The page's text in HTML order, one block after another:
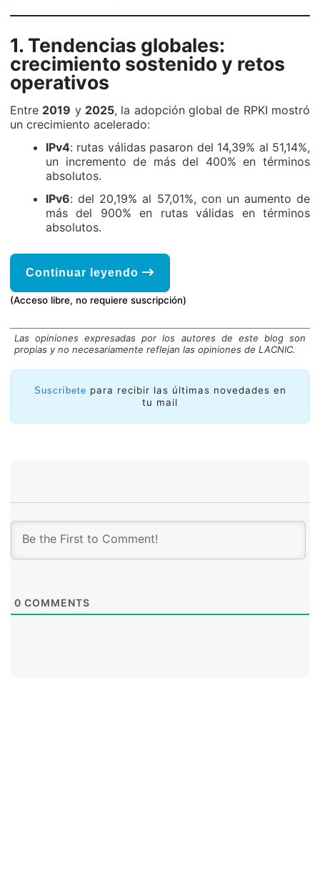
1. Tendencias globales:
crecimiento sostenido y retos
operativos
Entre 2019 y 2025, la adopción global de RPKI mostró
un crecimiento acelerado:
IPv4: rutas válidas pasaron del 14,39% al 51,14%,
un incremento de más del 400% en términos
absolutos.
IPv6: del 20,19% al 57,01%, con un aumento de
más del 900% en rutas válidas en términos
absolutos.
Continuar leyendo
(Acceso libre, no requiere suscripción)
Las opiniones expresadas por los autores de este blog son
propias y no necesariamente reflejan las opiniones de LACNIC.
Suscríbete para recibir las últimas novedades en
tu mail
0 COMMENTS